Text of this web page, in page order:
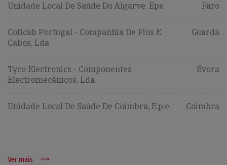
Unidade Local De Saúde Do Algarve, Epe Faro
Coficab Portugal - Companhia De Fios E
Cabos, Lda
Guarda
Tyco Electronics - Componentes
Electromecânicos, Lda
Évora
Unidade Local De Saúde De Coimbra, E.p.e. Coimbra
Ver mais